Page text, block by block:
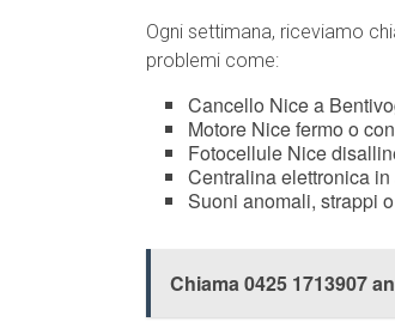
Ogni settimana, riceviamo
problemi come:
Cancello Nice a
Motore Nice fermo o
Fotocellule Nice
Centralina elettronica in
Suoni anomali, strappi
Chiama 0425 1713907